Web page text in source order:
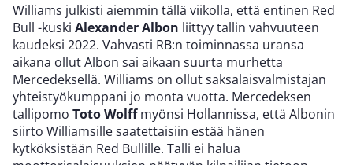
Williams julkisti aiemmin tällä viikolla, että entinen Red
Bull -kuski Alexander Albon liittyy tallin vahvuuteen
kaudeksi 2022. Vahvasti RB:n toiminnassa uransa
aikana ollut Albon sai aikaan suurta murhetta
Mercedeksellä. Williams on ollut saksalaisvalmistajan
yhteistyökumppani jo monta vuotta. Mercedeksen
tallipomo Toto Wolffmyönsi Hollannissa, että Albonin
siirto Williamsille saatettaisiin estää hänen
kytköksistään Red Bullille. Talli ei halua